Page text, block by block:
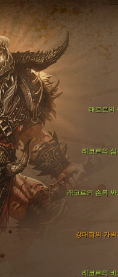
래코르의 심
래코르의 손목 싸
래코르의
래코르의 바
강대함의 가락